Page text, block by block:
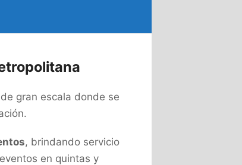
gran escala donde se
, brindando servicio
en quintas y